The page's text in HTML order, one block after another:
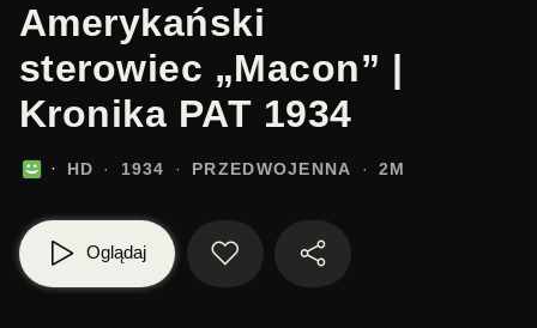
Amerykański
sterowiec „Macon” |
Kronika PAT 1934
HD 1934 PRZEDWOJENNA 2M
Oglądaj